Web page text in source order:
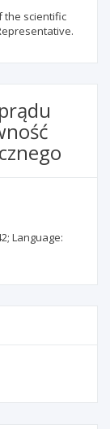
the scientific
Language: